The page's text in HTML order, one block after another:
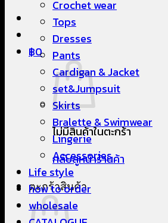
฿0
ไม่มีสินค้าในตะกร้า
กลับสู่หน้าร้านค้า
ตะกร้าสินค้า
Crochet wear
Tops
Dresses
Pants
Cardigan & Jacket
set&Jumpsuit
Skirts
Bralette & Swimwear
Lingerie
Accessories
Life style
how to order
wholesale